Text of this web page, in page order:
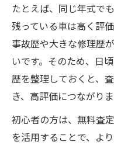
たとえば、同じ年式で
残っている車は高く評
事故歴や大きな修理歴
いです。そのため、日
歴を整理しておくと、
き、高評価につながりま
初心者の方は、無料査
を活用することで、よ